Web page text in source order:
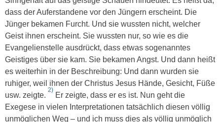
dass der Auferstandene vor den Jüngern erscheint. Die
Jünger bekamen Furcht. Und sie wussten nicht, welcher
Geist ihnen erscheint. Sie wussten nur, so wie es die
Evangelienstelle ausdrückt, dass etwas sogenanntes
Geistiges über sie kam. Sie bekamen Angst. Und dann heißt
es weiterhin in der Beschreibung: Und dann wurden sie
ruhiger, weil ihnen der Christus Jesus Hände, Gesicht, Füße
usw. zeigte.
2)
Er zeigte, dass er es ist. Nun geht die
Exegese in vielen Interpretationen tatsächlich diesen völlig
unmöglichen Weg – und ich muss dies als völlig unmöglich